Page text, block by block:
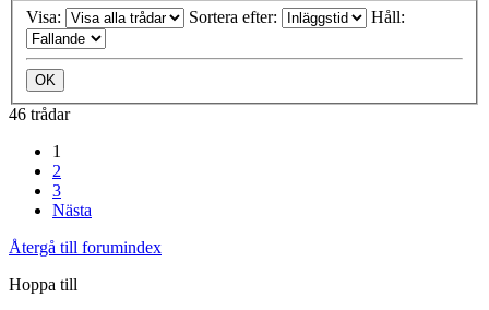
Visa:
Sortera efter: Håll:
46 trådar
1
2
3
Nästa
Återgå till forumindex
Hoppa till